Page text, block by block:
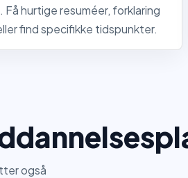
hurtige resuméer, forklaring
find specifikke tidspunkter.
også